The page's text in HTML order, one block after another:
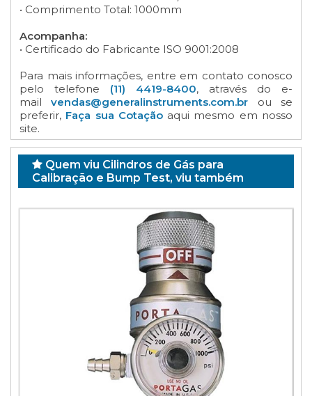
• Comprimento Total: 1000mm
Acompanha:
• Certificado do Fabricante ISO 9001:2008
Para mais informações, entre em contato conosco
pelo telefone (11) 4419-8400, através do e-
mailvendas@generalinstruments.com.br ou se
preferir, Faça sua Cotaçãoaqui mesmo em nosso
site.
Quem viu Cilindros de Gás para
Calibração e Bump Test, viu também